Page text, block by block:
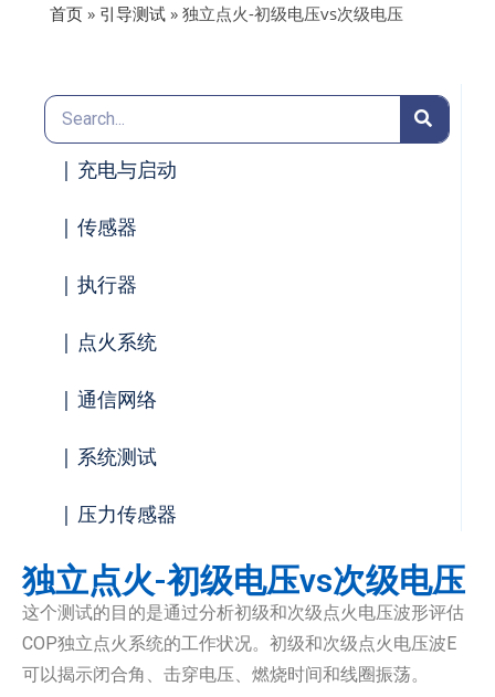
首页 » 引导测试 » 独立点火-初级电压vs次级电压
| 充电与启动
| 传感器
| 执行器
| 点火系统
| 通信网络
| 系统测试
| 压力传感器
独立点火-初级电压vs次级电压
这个测试的目的是通过分析初级和次级点火电压波形评估
COP独立点火系统的工作状况。初级和次级点火电压波E
可以揭示闭合角、击穿电压、燃烧时间和线圈振荡。